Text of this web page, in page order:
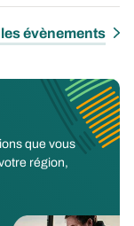
évènements
que vous
région,